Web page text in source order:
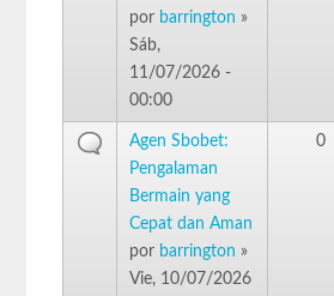
por barrington »
Sáb,
11/07/2026 -
00:00
Agen Sbobet:
Pengalaman
Bermain yang
Cepat dan Aman
por barrington »
Vie, 10/07/2026
0